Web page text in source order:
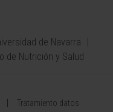
de Navarra
de Nutrición y Salud
Tratamiento datos